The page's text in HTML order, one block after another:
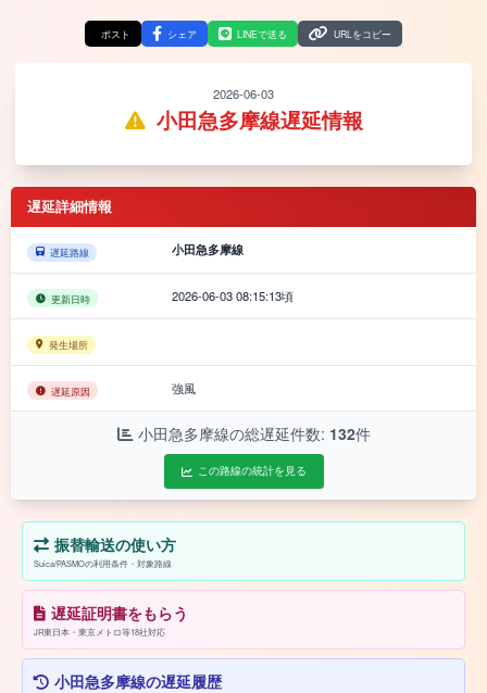
ポスト シェア LINEで送る URLをコピー
2026-06-03
小田急多摩線遅延情報
遅延詳細情報
遅延路線 小田急多摩線
更新日時 2026-06-03 08:15:13頃
発生場所
遅延原因 強風
小田急多摩線の総遅延件数: 132件
この路線の統計を見る
振替輸送の使い方
Suica/PASMOの利用条件・対象路線
遅延証明書をもらう
JR東日本・東京メトロ等18社対応
小田急多摩線の遅延履歴